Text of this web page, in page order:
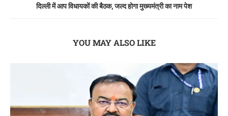
दिल्ली में आप विधायकों की बैठक, जल्द होगा मुख्यमंत्री का नाम पेश
YOU MAY ALSO LIKE